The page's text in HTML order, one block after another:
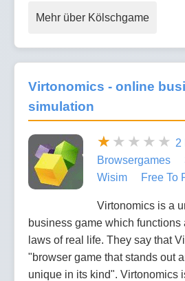
Mehr über Kölschgame
Virtonomics - online
simulation
2
Browsergames
Wisim
Free To
Virtonomics is a
business game which functions
laws of real life. They say that
"browser game that stands out
unique in its kind". Virtonomics